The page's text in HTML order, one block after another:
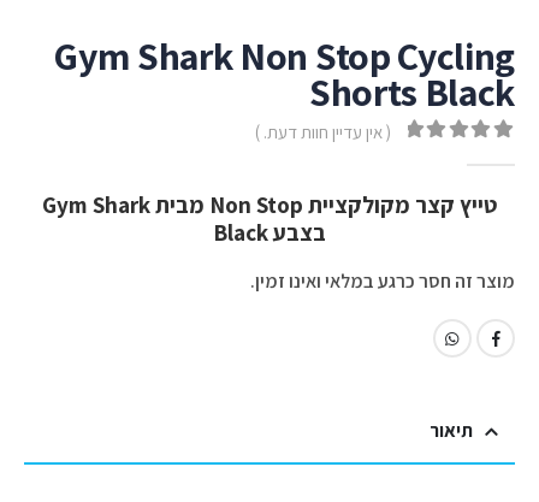
Gym Shark Non Stop Cycling
Shorts Black
( אין עדיין חוות דעת. )
טייץ קצר מקולקציית Non Stop מבית Gym Shark
בצבע Black
מוצר זה חסר כרגע במלאי ואינו זמין.
תיאור